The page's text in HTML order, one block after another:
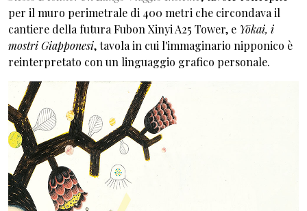
per il muro perimetrale di 400 metri che circondava il
cantiere della futura Fubon Xinyi A25 Tower, e Yōkai, i
mostri Giapponesi, tavola in cui l'immaginario nipponico è
reinterpretato con un linguaggio grafico personale.